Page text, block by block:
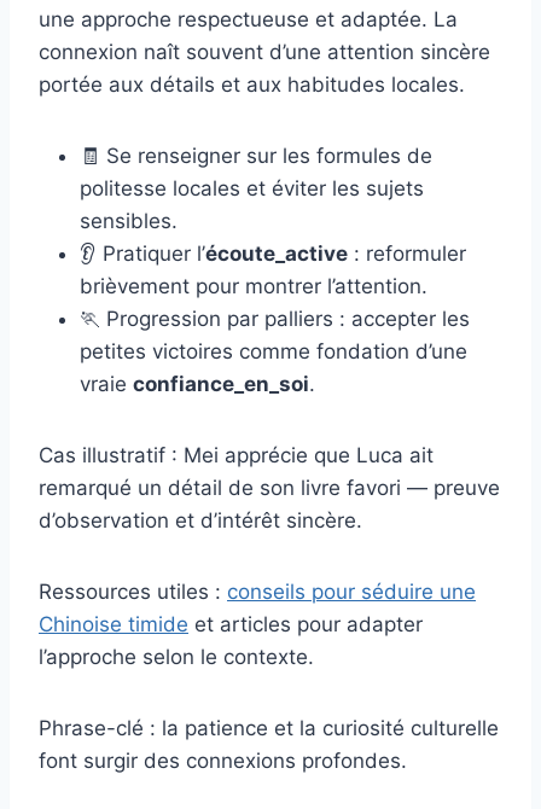
une approche respectueuse et adaptée. La
connexion naît souvent d’une attention sincère
portée aux détails et aux habitudes locales.
🧾 Se renseigner sur les formules de
politesse locales et éviter les sujets
sensibles.
👂 Pratiquer l’écoute_active : reformuler
brièvement pour montrer l’attention.
🏃 Progression par palliers : accepter les
petites victoires comme fondation d’une
vraie confiance_en_soi.
Cas illustratif : Mei apprécie que Luca ait
remarqué un détail de son livre favori — preuve
d’observation et d’intérêt sincère.
Ressources utiles : conseils pour séduire une
Chinoise timide et articles pour adapter
l’approche selon le contexte.
Phrase-clé : la patience et la curiosité culturelle
font surgir des connexions profondes.